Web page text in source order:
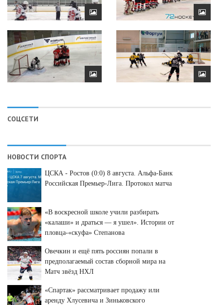
СОЦСЕТИ
НОВОСТИ СПОРТА
ЦСКА - Ростов (0:0) 8 августа. Альфа-Банк
Российская Премьер-Лига. Протокол матча
«В воскресной школе учили разбирать
«калаши» и драться — я ушел». Истории от
пловца-«скуфа» Степанова
Овечкин и ещё пять россиян попали в
предполагаемый состав сборной мира на
Матч звёзд НХЛ
«Спартак» рассматривает продажу или
аренду Хлусевича и Зиньковского